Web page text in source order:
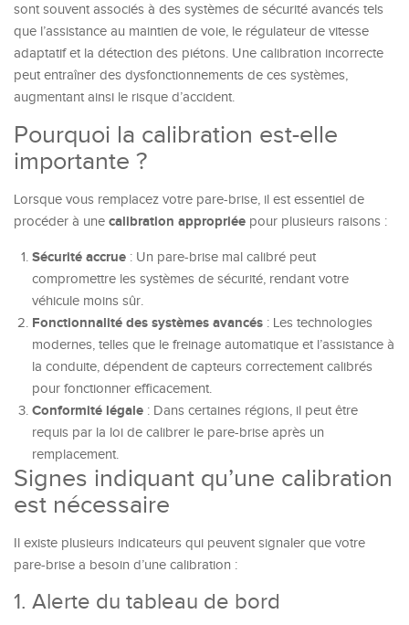
sont souvent associés à des systèmes de sécurité avancés tels
que l’assistance au maintien de voie, le régulateur de vitesse
adaptatif et la détection des piétons. Une calibration incorrecte
peut entraîner des dysfonctionnements de ces systèmes,
augmentant ainsi le risque d’accident.
Pourquoi la calibration est-elle
importante ?
Lorsque vous remplacez votre pare-brise, il est essentiel de
procéder à une calibration appropriée pour plusieurs raisons :
Sécurité accrue : Un pare-brise mal calibré peut
compromettre les systèmes de sécurité, rendant votre
véhicule moins sûr.
Fonctionnalité des systèmes avancés : Les technologies
modernes, telles que le freinage automatique et l’assistance à
la conduite, dépendent de capteurs correctement calibrés
pour fonctionner efficacement.
Conformité légale : Dans certaines régions, il peut être
requis par la loi de calibrer le pare-brise après un
remplacement.
Signes indiquant qu’une calibration
est nécessaire
Il existe plusieurs indicateurs qui peuvent signaler que votre
pare-brise a besoin d’une calibration :
1. Alerte du tableau de bord